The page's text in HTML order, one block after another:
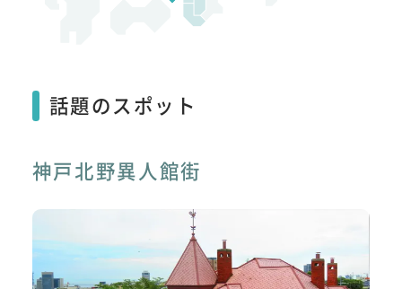
話題のスポット
神戸北野異人館街